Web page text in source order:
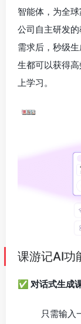
智能体，为全
公司自主研发
需求后，秒级
生都可以获得
上学习。
课游记AI功
✅ 对话式生成
只需输入